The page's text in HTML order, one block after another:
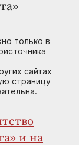
только в
сайтах
страницу
и на